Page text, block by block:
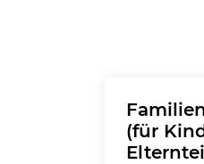
(für